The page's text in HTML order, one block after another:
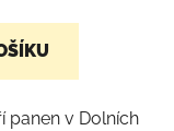
panen v Dolních